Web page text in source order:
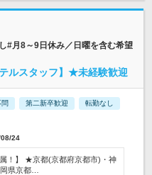
#月8～9日休み／日曜を含む希望
ルスタッフ】★未経験歓迎
第二新卒歓迎 転勤なし
24
！】 ★京都(京都府京都市)・神
県京都…